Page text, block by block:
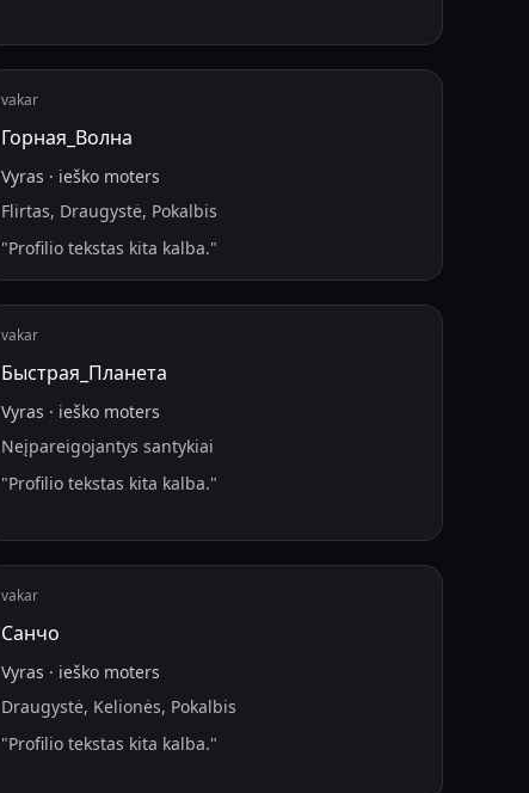
vakar
Горная_Волна
Vyras · ieško moters
Flirtas, Draugystė, Pokalbis
"Profilio tekstas kita kalba."
vakar
Быстрая_Планета
Vyras · ieško moters
Neįpareigojantys santykiai
"Profilio tekstas kita kalba."
vakar
Санчо
Vyras · ieško moters
Draugystė, Kelionės, Pokalbis
"Profilio tekstas kita kalba."